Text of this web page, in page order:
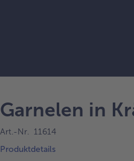
Garnelen in
Art.-Nr. 11614
Produktdetails